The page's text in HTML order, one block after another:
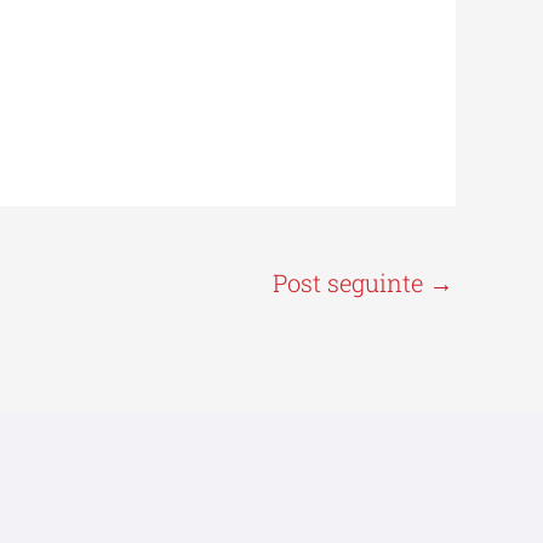
Post seguinte →